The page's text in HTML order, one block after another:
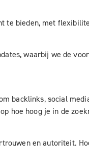
te bieden, met
waarbij we de
backlinks, social
hoe hoog je in de
en autoriteit.